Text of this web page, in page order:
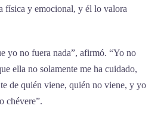
física y emocional, y él lo valora
yo no fuera nada”, afirmó. “Yo no
ella no solamente me ha cuidado,
de quién viene, quién no viene, y yo
chévere”.